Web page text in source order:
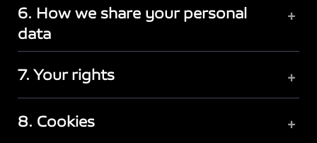
6. How we share your personal
data
+
7. Your rights +
8. Cookies +